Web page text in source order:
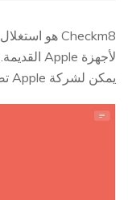
يمكن لشركة Apple تصحيحه عبر تحديثات البرامج.